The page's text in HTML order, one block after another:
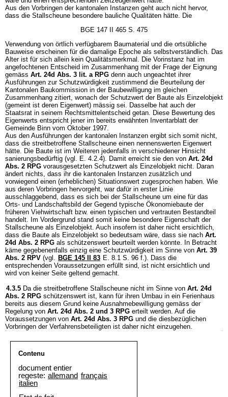
Aus den Vorbringen der kantonalen Instanzen geht auch nicht hervor,
dass die Stallscheune besondere bauliche Qualitäten hätte. Die
BGE 147 II 465 S. 475
Verwendung von örtlich verfügbarem Baumaterial und die ortsübliche
Bauweise erscheinen für die damalige Epoche als selbstverständlich. Das
Alter ist für sich allein kein Qualitätsmerkmal. Die Vorinstanz hat im
angefochtenen Entscheid im Zusammenhang mit der Frage der Eignung
gemäss Art. 24d Abs. 3 lit. a RPG denn auch ungeachtet ihrer
Ausführungen zur Schutzwürdigkeit zustimmend die Beurteilung der
Kantonalen Baukommission in der Baubewilligung im gleichen
Zusammenhang zitiert, wonach der Schutzwert der Baute als Einzelobjekt
(gemeint ist deren Eigenwert) mässig sei. Dasselbe hat auch der
Staatsrat in seinem Rechtsmittelentscheid getan. Diese Bewertung des
Eigenwerts entspricht jener im bereits erwähnten Inventarblatt der
Gemeinde Binn vom Oktober 1997.
Aus den Ausführungen der kantonalen Instanzen ergibt sich somit nicht,
dass die streitbetroffene Stallscheune einen nennenswerten Eigenwert
hätte. Die Baute ist im Weiteren jedenfalls in verschiedener Hinsicht
sanierungsbedürftig (vgl. E. 4.2.4). Damit erreicht sie den von Art. 24d
Abs. 2 RPG vorausgesetzten Schutzwert als Einzelobjekt nicht. Daran
ändert nichts, dass ihr die kantonalen Instanzen zusätzlich und
vorwiegend einen (erheblichen) Situationswert zugesprochen haben. Wie
aus deren Vorbringen hervorgeht, war dafür in erster Linie
ausschlaggebend, dass es sich bei der Stallscheune um eine für das
Orts- und Landschaftsbild der Gegend typische Ökonomiebaute der
früheren Viehwirtschaft bzw. einen typischen und vertrauten Bestandteil
handelt. Im Vordergrund stand somit keine besondere Eigenschaft der
Stallscheune als Einzelobjekt. Auch insofern ist daher nicht ersichtlich,
dass die Baute als Einzelobjekt so bedeutsam wäre, dass sie nach Art.
24d Abs. 2 RPG als schützenswert beurteilt werden könnte. In Betracht
käme gegebenenfalls einzig eine Schutzwürdigkeit im Sinne von Art. 39
Abs. 2 RPV (vgl. BGE 145 II 83 E. 8.1 S. 96 f.). Dass die
entsprechenden Voraussetzungen erfüllt sind, ist nicht ersichtlich und
wird von keiner Seite geltend gemacht.
4.3.5 Da die streitbetroffene Stallscheune nicht im Sinne von Art. 24d
Abs. 2 RPG schützenswert ist, kann für ihren Umbau in ein Ferienhaus
bereits aus diesem Grund keine Ausnahmebewilligung gemäss der
Regelung von Art. 24d Abs. 2 und 3 RPG erteilt werden. Auf die
Voraussetzungen von Art. 24d Abs. 3 RPG und die diesbezüglichen
Vorbringen der Verfahrensbeteiligten ist daher nicht einzugehen.
Contenu
document entier
regeste: allemand français
italien